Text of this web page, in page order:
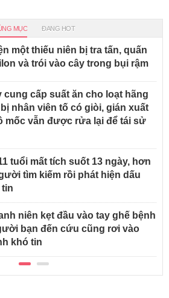
MỤC ĐANG HOT
một thiếu niên bị tra tấn, quấn
và trói vào cây trong bụi rậm
cung cấp suất ăn cho loạt hãng
bị nhân viên tố có giòi, gián xuất
mốc vẫn được rửa lại để tái sử
tuổi mất tích suốt 13 ngày, hơn
tìm kiếm rồi phát hiện dấu
tin
niên kẹt đầu vào tay ghế bệnh
bạn đến cứu cũng rơi vào
khó tin